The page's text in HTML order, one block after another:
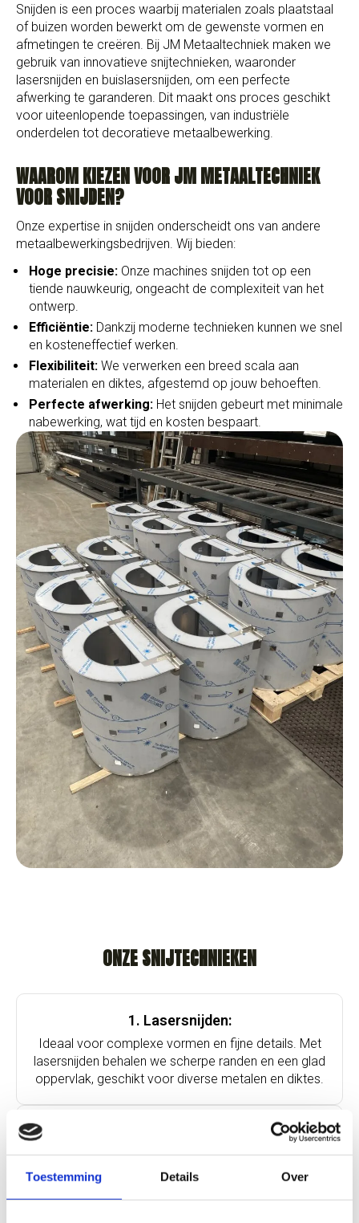
Toestemming Details Over
Snijden is een proces waarbij materialen zoals plaatstaal
of buizen worden bewerkt om de gewenste vormen en
afmetingen te creëren. Bij JM Metaaltechniek maken we
gebruik van innovatieve snijtechnieken, waaronder
lasersnijden en buislasersnijden, om een perfecte
afwerking te garanderen. Dit maakt ons proces geschikt
voor uiteenlopende toepassingen, van industriële
onderdelen tot decoratieve metaalbewerking.
WAAROM KIEZEN VOOR JM METAALTECHNIEK
VOOR SNIJDEN?
Onze expertise in snijden onderscheidt ons van andere
metaalbewerkingsbedrijven. Wij bieden:
Hoge precisie: Onze machines snijden tot op een
tiende nauwkeurig, ongeacht de complexiteit van het
ontwerp.
Efficiëntie: Dankzij moderne technieken kunnen we snel
en kosteneffectief werken.
Flexibiliteit: We verwerken een breed scala aan
materialen en diktes, afgestemd op jouw behoeften.
Perfecte afwerking: Het snijden gebeurt met minimale
nabewerking, wat tijd en kosten bespaart.
ONZE SNIJTECHNIEKEN
1. Lasersnijden:
Ideaal voor complexe vormen en fijne details. Met
lasersnijden behalen we scherpe randen en een glad
oppervlak, geschikt voor diverse metalen en diktes.
Voor buisvormige metalen leveren we maatwerk
met perfecte aansluitingen en hoeken, ideaal voor